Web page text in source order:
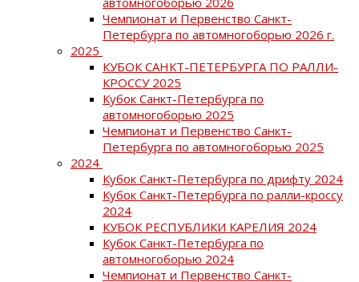
Чемпионат и Первенство Санкт-
Петербурга по автомногоборью 2026 г.
2025
КУБОК САНКТ-ПЕТЕРБУРГА ПО РАЛЛИ-
КРОССУ 2025
Кубок Санкт-Петербурга по
автомногоборью 2025
Чемпионат и Первенство Санкт-
Петербурга по автомногоборью 2025
2024
Кубок Санкт-Петербурга по дрифту 2024
Кубок Санкт-Петербурга по ралли-кроссу
2024
КУБОК РЕСПУБЛИКИ КАРЕЛИЯ 2024
Кубок Санкт-Петербурга по
автомногоборью 2024
Чемпионат и Первенство Санкт-